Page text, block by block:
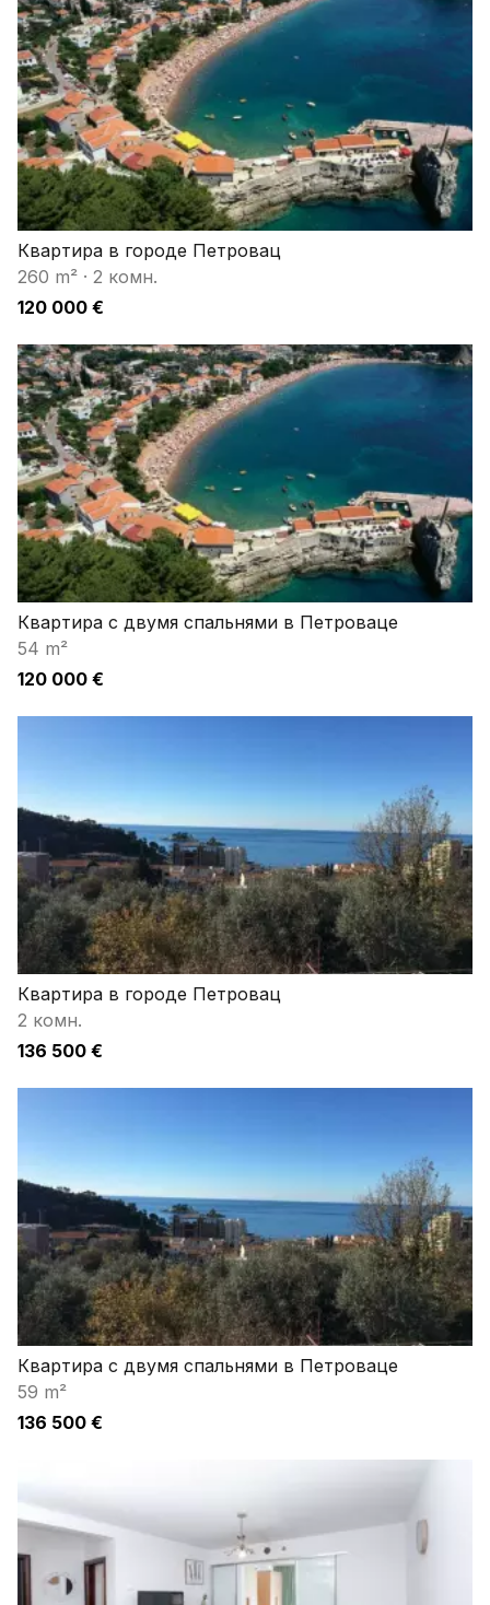
Квартира в городе Петровац
260 m² · 2 комн.
120 000 €
Квартира с двумя спальнями в Петроваце
54 m²
120 000 €
Квартира в городе Петровац
2 комн.
136 500 €
Квартира с двумя спальнями в Петроваце
59 m²
136 500 €